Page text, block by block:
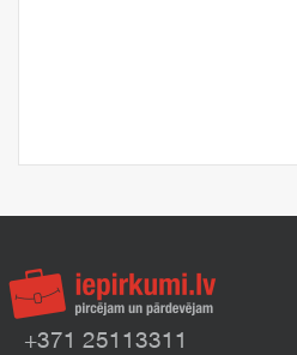
+371 25113311